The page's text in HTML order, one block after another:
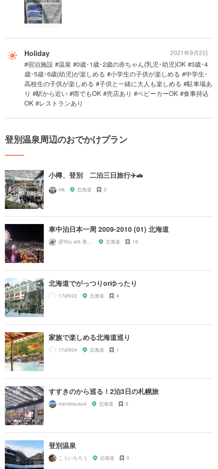
Holiday
#宿泊施設 #温泉 #0歳･1歳･2歳の赤ちゃん(乳児･幼児)OK #3歳･4
歳･5歳･6歳(幼児)が楽しめる #小学生の子供が楽しめる #中学生･
高校生の子供が楽しめる #子供と一緒に大人も楽しめる #駐車場あ
り #駅から近い #雨でもOK #売店あり #ベビーカーOK #食事持込
OK #レストランあり
2021年9月2日
登別温泉周辺のおでかけプラン
小樽、登別 二泊三日旅行✈️🚗
mk 北海道 3
車中泊日本一周 2009-2010 (01) 北海道
@You are 善知識 北海道 15
北海道でがっつりorゆったり
17af022 北海道 4
家族で楽しめる北海道巡り
17af004 北海道 1
すすきのから巡る！2泊3日の札幌旅
menerausu4 北海道 8
登別温泉
こういちろう 北海道 0